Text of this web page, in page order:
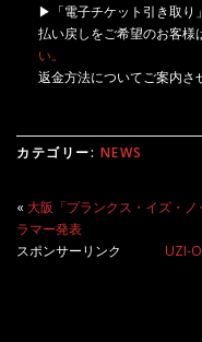
▶︎「電子チケット引き取り
払い戻しをご希望のお客様
い。
返金方法についてご案内さ
カテゴリー: NEWS
« 大阪「プランクス・イズ・
ラマー発表
UZI-
スポンサーリンク